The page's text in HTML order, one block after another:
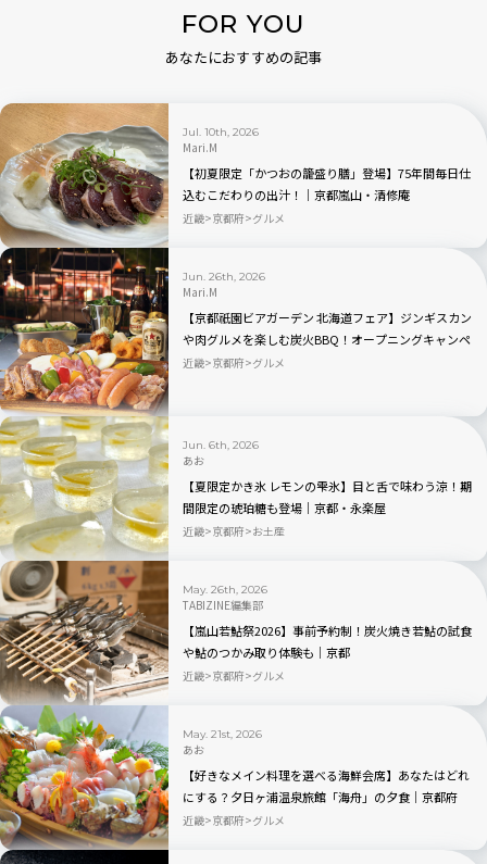
FOR YOU
あなたにおすすめの記事
Jul. 10th, 2026
Mari.M
【初夏限定「かつおの籠盛り膳」登場】75年間毎日仕
込むこだわりの出汁！｜京都嵐山・清修庵
近畿 京都府 グルメ
Jun. 26th, 2026
Mari.M
【京都祇園ビアガーデン 北海道フェア】ジンギスカン
や肉グルメを楽しむ炭火BBQ！オープニングキャンペ
ーンもあり
近畿 京都府 グルメ
Jun. 6th, 2026
あお
【夏限定かき氷 レモンの雫氷】目と舌で味わう涼！期
間限定の琥珀糖も登場｜京都・永楽屋
近畿 京都府 お土産
May. 26th, 2026
TABIZINE編集部
【嵐山若鮎祭2026】事前予約制！炭火焼き若鮎の試食
や鮎のつかみ取り体験も｜京都
近畿 京都府 グルメ
May. 21st, 2026
あお
【好きなメイン料理を選べる海鮮会席】あなたはどれ
にする？夕日ヶ浦温泉旅館「海舟」の夕食｜京都府
近畿 京都府 グルメ